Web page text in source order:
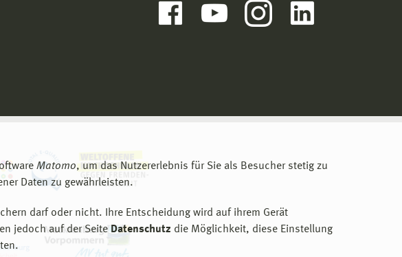
Matomo, um das Nutzererlebnis für Sie als Besucher stetig zu
Daten zu gewährleisten.
darf oder nicht. Ihre Entscheidung wird auf ihrem Gerät
jedoch auf der Seite Datenschutz die Möglichkeit, diese Einstellung